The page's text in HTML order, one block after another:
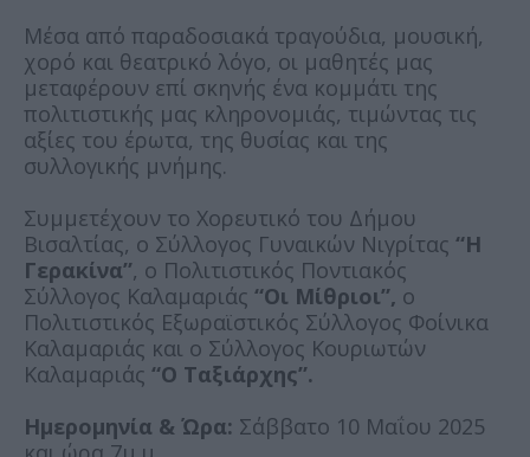
Μέσα από παραδοσιακά τραγούδια, μουσική,
χορό και θεατρικό λόγο, οι μαθητές μας
μεταφέρουν επί σκηνής ένα κομμάτι της
πολιτιστικής μας κληρονομιάς, τιμώντας τις
αξίες του έρωτα, της θυσίας και της
συλλογικής μνήμης.
Συμμετέχουν το Χορευτικό του Δήμου
Βισαλτίας, ο Σύλλογος Γυναικών Νιγρίτας “Η
Γερακίνα”, ο Πολιτιστικός Ποντιακός
Σύλλογος Καλαμαριάς “Οι Μίθριοι”, ο
Πολιτιστικός Εξωραϊστικός Σύλλογος Φοίνικα
Καλαμαριάς και ο Σύλλογος Κουριωτών
Καλαμαριάς “Ο Ταξιάρχης”.
Ημερομηνία & Ώρα: Σάββατο 10 Μαΐου 2025